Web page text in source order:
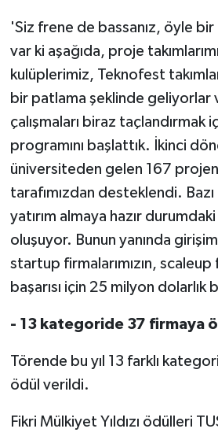
'Siz frene de bassanız, öyle
var ki aşağıda, proje
kulüplerimiz, Teknofest
bir patlama şeklinde geliyorlar
çalışmaları biraz taçlandırmak
programını başlattık. İkinci
üniversiteden gelen 167
tarafımızdan desteklendi.
yatırım almaya hazır
oluşuyor. Bunun yanında
startup firmalarımızın, scaleup
başarısı için 25 milyon
- 13 kategoride 37 firmaya
Törende bu yıl 13 farklı
ödül verildi.
Fikri Mülkiyet Yıldızı ödülleri